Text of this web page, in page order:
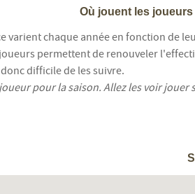
Où jouent les
varient chaque année en fonction de
permettent de renouveler
difficile de les suivre.
pour la saison. Allez les voir jouer